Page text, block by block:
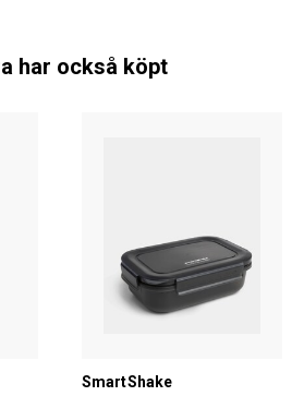
har också köpt
SmartShake